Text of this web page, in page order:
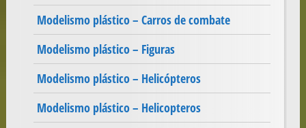
Modelismo plástico – Carros de combate
Modelismo plástico – Figuras
Modelismo plástico – Helicópteros
Modelismo plástico – Helicopteros